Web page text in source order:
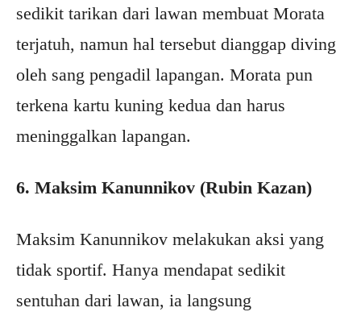
sedikit tarikan dari lawan membuat Morata
terjatuh, namun hal tersebut dianggap diving
oleh sang pengadil lapangan. Morata pun
terkena kartu kuning kedua dan harus
meninggalkan lapangan.
6. Maksim Kanunnikov (Rubin Kazan)
Maksim Kanunnikov melakukan aksi yang
tidak sportif. Hanya mendapat sedikit
sentuhan dari lawan, ia langsung